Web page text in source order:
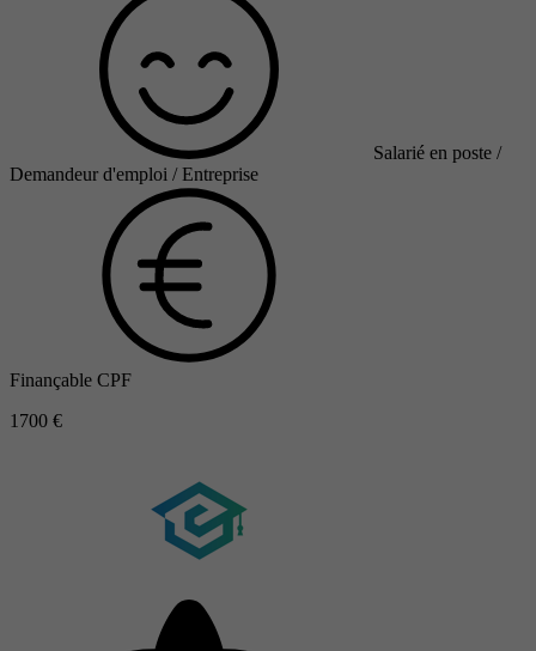
Salarié en poste /
Demandeur d'emploi / Entreprise
Finançable CPF
1700 €